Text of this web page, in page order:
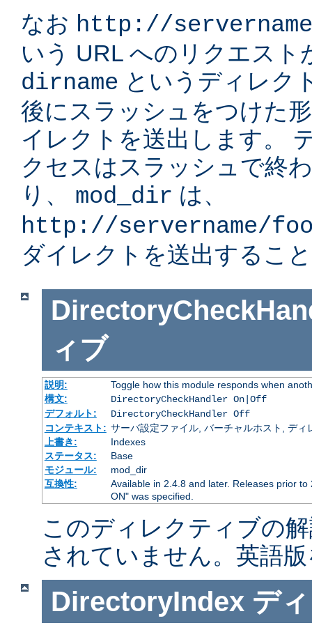
なお http://
いう URL へのリクエスト
dirname というディレク
後にスラッシュをつけた
イレクトを送出します。
クセスはスラッシュで終
り、 mod_dir は、
http://servername/
ダイレクトを送出するこ
ィブ
説明:
Toggle how this module responds when
構文:
DirectoryCheckHandler On|Off
デフォルト:
DirectoryCheckHandler Off
コンテキスト: サーバ設定ファイル, バーチャルホスト, ディ
上書き:
Indexes
ステータス:
Base
モジュール:
mod_dir
互換性:
Available in 2.4.8 and later. Releases prior
ON" was specified.
このディレクティブの
されていません。英語
DirectoryIndex デ